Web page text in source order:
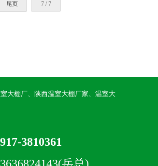
尾页 7 / 7
大棚厂、陕西温室大棚厂家、温室大
3810361